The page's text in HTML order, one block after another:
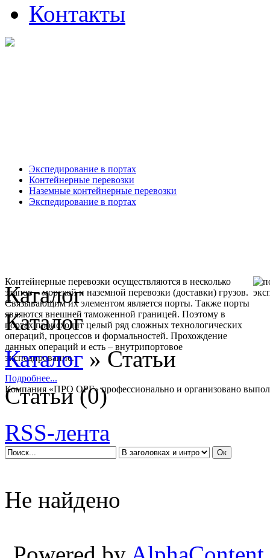
Контакты
Экспедирование в портах
Контейнерные перевозки
Наземные контейнерные перевозки
Экспедирование в портах
Контейнерные перевозки осуществляются в несколько
этапов – морской и наземной перевозки (доставки) грузов.
Связывающим их элементом является порты. Также порты
являются внешней таможенной границей. Поэтому в
портах происходит целый ряд сложных технологических
операций, процессов и формальностей. Прохождение
данных операций и есть – внутрипортовое
экспедирование.
Подробнее...
Компания «ПРО ОРГ» профессионально и организовано
полный комплекс услуг:
- Морские перевозки контейнеров
Экспедирование в порту.
- Автомобильные контейнерные перевозки
- Железнодорожные перевозки контейнеров
Осуществим перевозку любых типов контейнеров по
СНГ.
Каталог
Каталог
Каталог» Статьи
Статьи (0)
RSS-лента
Не найдено